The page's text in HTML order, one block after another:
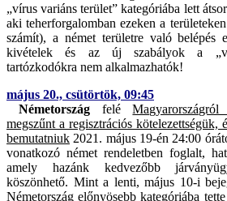
„vírus variáns terület” kategóriába lett
aki teherforgalomban ezeken a
számít), a német területre való belépés
kivételek és az új szabályok a
tartózkodókra nem alkalmazhatók!
május 20., csütörtök, 09:45
Németországfelé
megszűnt a regisztrációs kötelezettségük,
bemutatniuk 2021. május 19-én 24:00
vonatkozó német rendeletben foglalt,
amely hazánk kedvezőbb
köszönhető. Mint a lenti, május 10-i
Németország előnyösebb kategóriába